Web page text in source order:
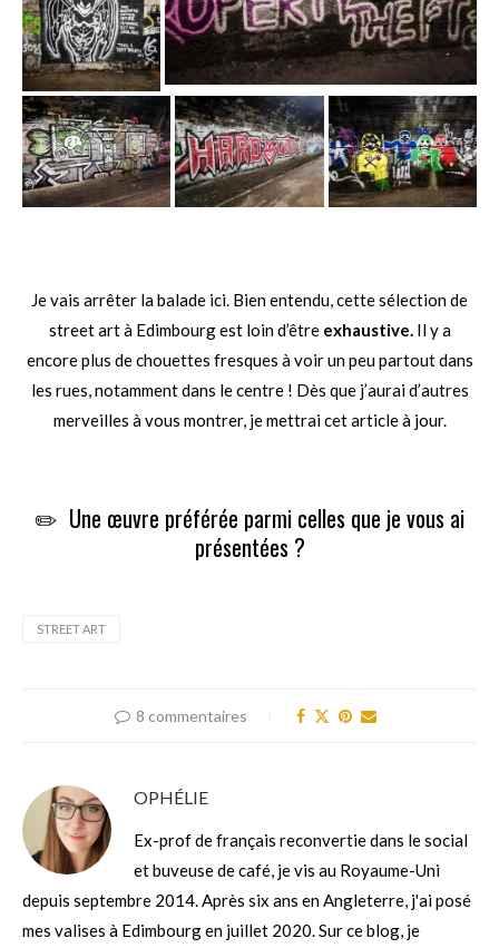
Je vais arrêter la balade ici. Bien entendu, cette sélection de
street art à Edimbourg est loin d’être exhaustive.Il y a
encore plus de chouettes fresques à voir un peu partout dans
les rues, notamment dans le centre ! Dès que j’aurai d’autres
merveilles à vous montrer, je mettrai cet article à jour.
✏️ Une œuvre préférée parmi celles que je vous ai
présentées ?
STREET ART
8 commentaires
OPHÉLIE
Ex-prof de français reconvertie dans le social
et buveuse de café, je vis au Royaume-Uni
depuis septembre 2014. Après six ans en Angleterre, j'ai posé
mes valises à Edimbourg en juillet 2020. Sur ce blog, je